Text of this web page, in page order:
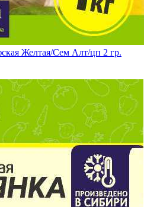
Желтая/Сем Алт/цп 2 гр.